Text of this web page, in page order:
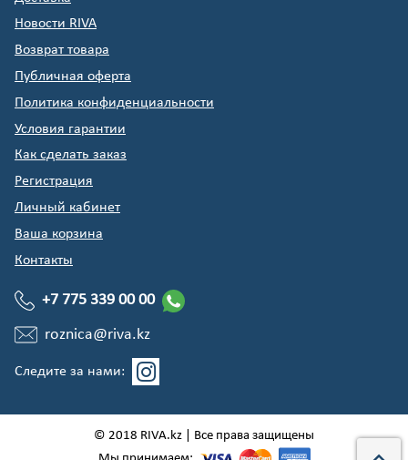
Новости RIVA
Возврат товара
Публичная оферта
Политика конфиденциальности
Условия гарантии
Как сделать заказ
Регистрация
Личный кабинет
Ваша корзина
Контакты
+7 775 339 00 00
roznica@riva.kz
Следите за нами:
© 2018 RIVA.kz | Все права защищены